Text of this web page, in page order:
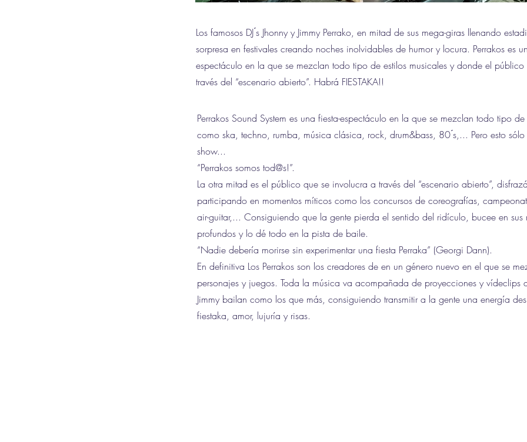
Los famosos DJ ́s Jhonny y Jimmy Perrako, en mitad de sus mega-giras llenando
sorpresa en festivales creando noches inolvidables de humor y locura. Perrakos es
espectáculo en la que se mezclan todo tipo de estilos musicales y donde el
través del “escenario abierto”. Habrá FIESTAKA!!
Perrakos Sound System es una fiesta-espectáculo en la que se mezclan todo tipo de
como ska, techno, rumba, música clásica, rock, drum&bass, 80 ́s,... Pero esto
show...
“Perrakos somos tod@s!”.
La otra mitad es el público que se involucra a través del “escenario abierto”,
participando en momentos míticos como los concursos de coreografías,
air-guitar,... Consiguiendo que la gente pierda el sentido del ridículo, bucee en sus
profundos y lo dé todo en la pista de baile.
“Nadie debería morirse sin experimentar una fiesta Perraka” (Georgi Dann).
En definitiva Los Perrakos son los creadores de en un género nuevo en el que se
personajes y juegos. Toda la música va acompañada de proyecciones y vídeclips
Jimmy bailan como los que más, consiguiendo transmitir a la gente una energía
fiestaka, amor, lujuría y risas.